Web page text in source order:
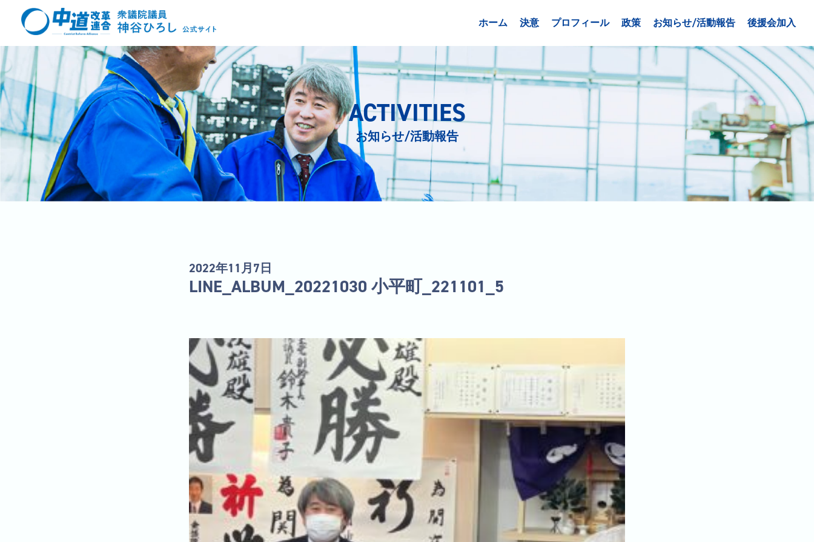
ホーム 決意 プロフィール 政策 お知らせ/活動報告 後援会加入
ACTIVITIES
お知らせ/活動報告
2022年11月7日
LINE_ALBUM_20221030 小平町_221101_5